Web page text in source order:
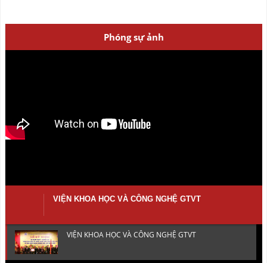
Phóng sự ảnh
VIỆN KHOA HỌC VÀ CÔNG NGHỆ GTVT
VIỆN KHOA HỌC VÀ CÔNG NGHỆ GTVT